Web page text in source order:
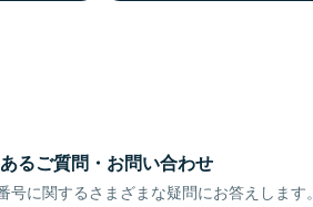
るご質問・お問い合わせ
号に関するさまざまな疑問にお答えします。